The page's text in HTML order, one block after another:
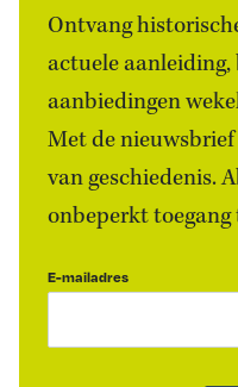
Ontvang
actuele aanleiding,
aanbiedingen
Met de
van geschiedenis.
onbeperkt
E-mailadres